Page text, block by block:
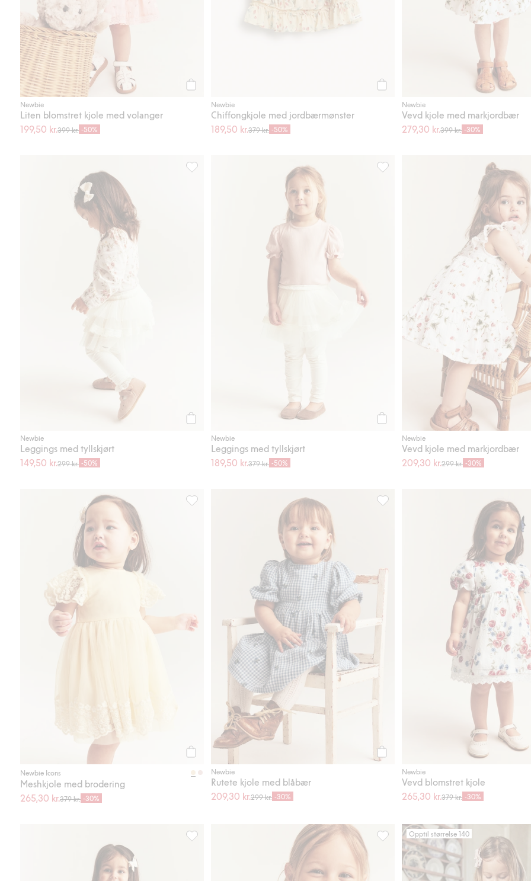
Newbie
Liten blomstret kjole med volanger
199,50 kr.399 kr. -50%
Newbie
Chiffongkjole med jordbærmønster
189,50 kr.379 kr. -50%
Newbie
Vevd kjole med markjordbær
279,30 kr.399 kr. -30%
Newbie
Leggings med tyllskjørt
149,50 kr.299 kr. -50%
Leggings med tyllskjørt, Legg til i favoriter
Newbie
Leggings med tyllskjørt
189,50 kr.379 kr. -50%
Leggings med tyllskjørt, Legg til i
Newbie
Vevd kjole med markjordbær
209,30 kr.299 kr. -30%
Newbie Icons
Meshkjole med brodering
265,30 kr.379 kr. -30%
Meshkjole med brodering, Legg til i favoriter
Legg til
Newbie
Rutete kjole med blåbær
209,30 kr.299 kr. -30%
Rutete kjole med blåbær, Legg til i
Newbie
Vevd blomstret kjole
265,30 kr.379 kr. -30%
Meshkjole med blomstermønster, Legg til i favoriterKjole med blomstermønster, Legg til i
Opptil størrelse 140